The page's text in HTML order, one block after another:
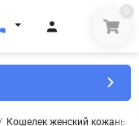
0
Кошелек женский кожаный